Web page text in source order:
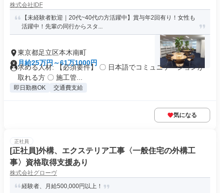
株式会社IDF
【未経験者歓迎｜20代~40代の方活躍中】賞与年2回有り！女性も
活躍中！先輩の同行からスタ...
東京都足立区本木南町
月給25万円～61万1000円
求める人材: 【必須要件】 〇 日本語でコミュニケーションが
取れる方 〇 施工管...
即日勤務OK 交通費支給
気になる
正社員
[正社員]外構、エクステリア工事〈一般住宅の外構工
事〉資格取得支援あり
株式会社グローヴ
経験者、月給500,000円以上！